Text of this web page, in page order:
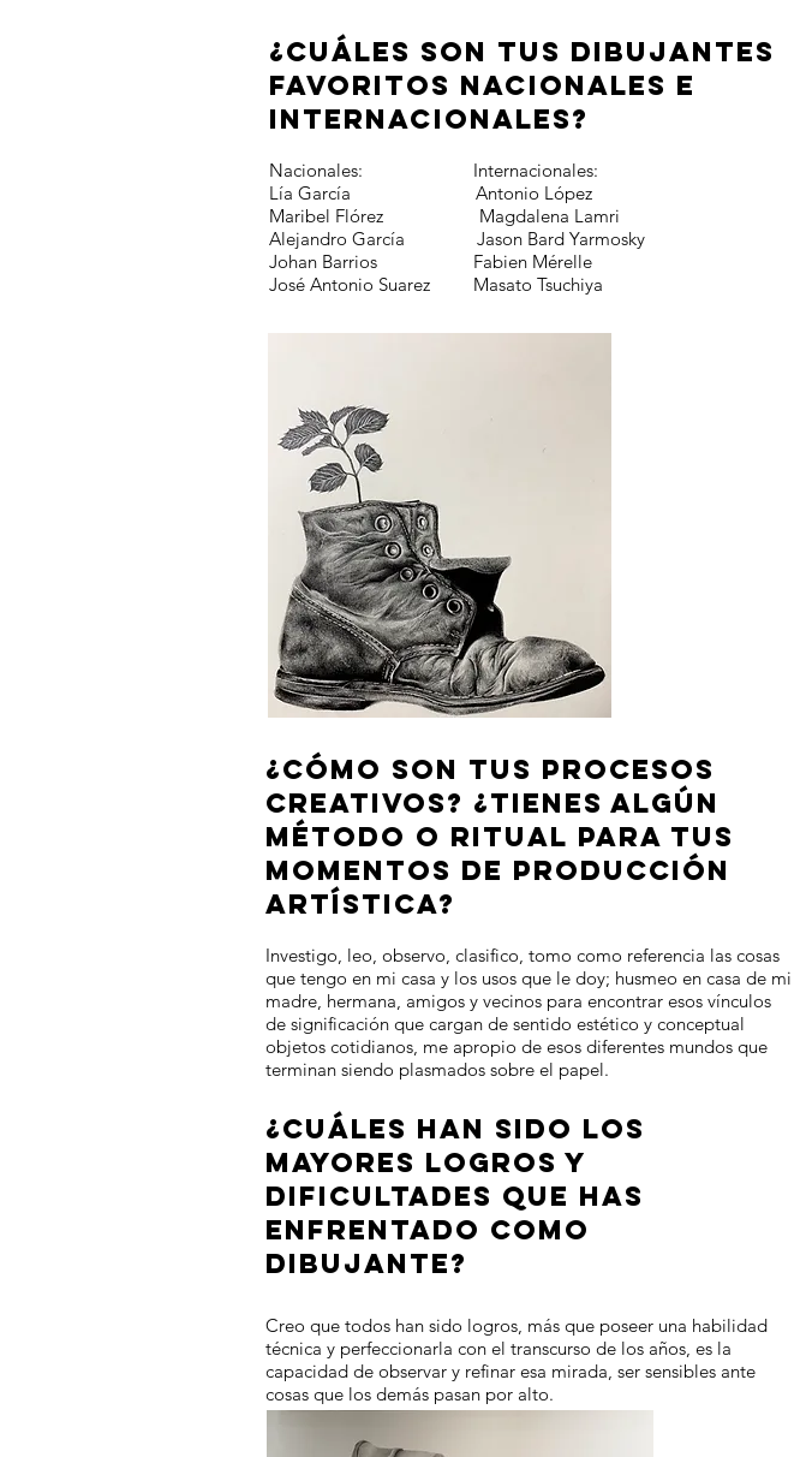
¿CUÁLES SON TUS DIBUJANTES
FAVORITOS NACIONALES E
INTERNACIONALES?
Nacionales: Internacionales:
Lía García Antonio López
Maribel Flórez Magdalena Lamri
Alejandro García Jason Bard Yarmosky
Johan Barrios Fabien Mérelle
José Antonio Suarez Masato Tsuchiya
¿CÓMO SON TUS PROCESOS
CREATIVOS? ¿TIENES ALGÚN
MÉTODO O RITUAL PARA TUS
MOMENTOS DE PRODUCCIÓN
ARTÍSTICA?
Investigo, leo, observo, clasifico, tomo como referencia las cosas
que tengo en mi casa y los usos que le doy; husmeo en casa de mi
madre, hermana, amigos y vecinos para encontrar esos vínculos
de significación que cargan de sentido estético y conceptual
objetos cotidianos, me apropio de esos diferentes mundos que
terminan siendo plasmados sobre el papel.
¿CUÁLES HAN SIDO LOS
MAYORES LOGROS Y
DIFICULTADES QUE HAS
ENFRENTADO COMO
DIBUJANTE?
Creo que todos han sido logros, más que poseer una habilidad
técnica y perfeccionarla con el transcurso de los años, es la
capacidad de observar y refinar esa mirada, ser sensibles ante
cosas que los demás pasan por alto.